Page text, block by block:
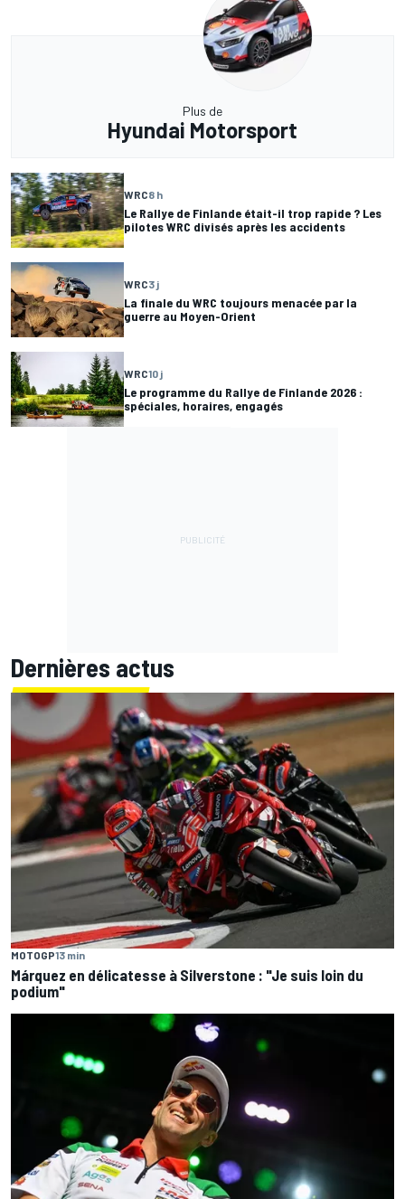
Plus de
Hyundai Motorsport
WRC8 h
Le Rallye de Finlande était-il trop rapide ? Les
pilotes WRC divisés après les accidents
WRC3 j
La finale du WRC toujours menacée par la
guerre au Moyen-Orient
WRC10 j
Le programme du Rallye de Finlande 2026 :
spéciales, horaires, engagés
Dernières actus
MOTOGP13 min
Márquez en délicatesse à Silverstone : "Je suis loin du
podium"